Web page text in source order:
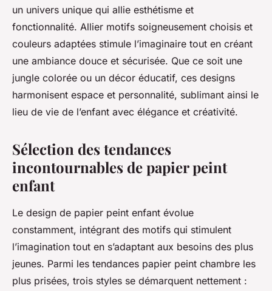
un univers unique qui allie esthétisme et
fonctionnalité. Allier motifs soigneusement choisis et
couleurs adaptées stimule l’imaginaire tout en créant
une ambiance douce et sécurisée. Que ce soit une
jungle colorée ou un décor éducatif, ces designs
harmonisent espace et personnalité, sublimant ainsi le
lieu de vie de l’enfant avec élégance et créativité.
Sélection des tendances
incontournables de papier peint
enfant
Le design de papier peint enfant évolue
constamment, intégrant des motifs qui stimulent
l’imagination tout en s’adaptant aux besoins des plus
jeunes. Parmi les tendances papier peint chambre les
plus prisées, trois styles se démarquent nettement :